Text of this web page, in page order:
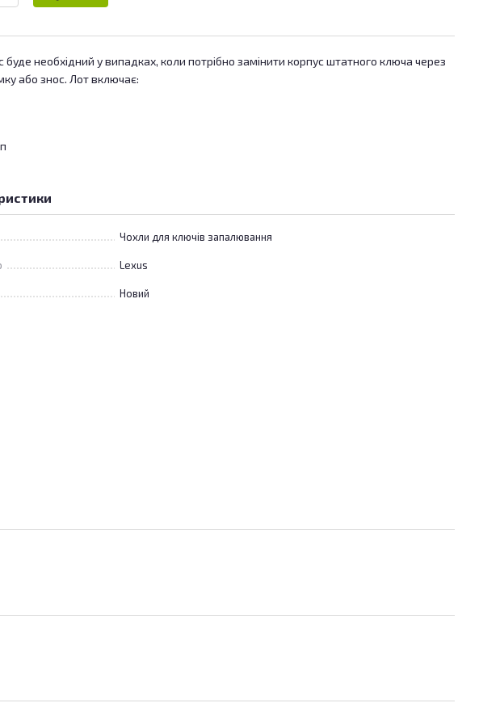
буде необхідний у випадках, коли потрібно замінити корпус штатного ключа через
або знос. Лот включає:
Чохли для ключів запалювання
Lexus
Новий